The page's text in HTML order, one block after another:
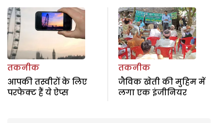
तकनीक
आपकी तस्वीरों के लिए
परफेक्ट हैं ये ऐप्स
तकनीक
जैविक खेती की मुहिम में
लगा एक इंजीनियर